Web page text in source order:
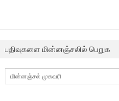
பதிவுகளை மின்னஞ்சலில் பெறுக
மின்னஞ்சல்
முகவரி